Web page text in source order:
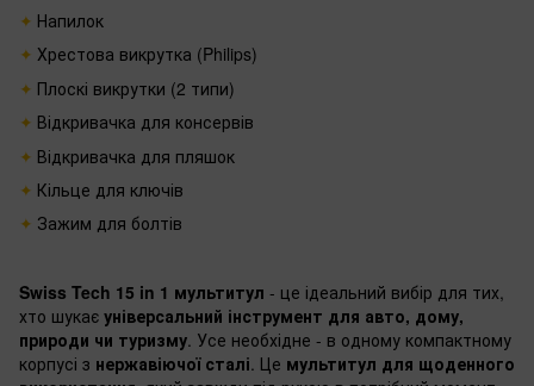
Напилок
Хрестова викрутка (Philips)
Плоскі викрутки (2 типи)
Відкривачка для консервів
Відкривачка для пляшок
Кільце для ключів
Зажим для болтів
Swiss Tech 15 in 1 мультитул - це ідеальний вибір для тих,
хто шукає універсальний інструмент для авто, дому,
природи чи туризму. Усе необхідне - в одному компактному
корпусі з нержавіючої сталі. Це мультитул для щоденного